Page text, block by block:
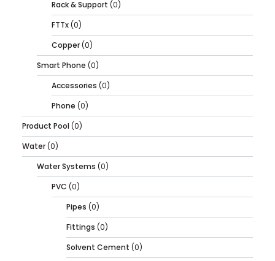
Rack & Support (0)
FTTx(0)
Copper(0)
Smart Phone (0)
Accessories (0)
Phone (0)
Product Pool(0)
Water(0)
Water Systems (0)
PVC (0)
Pipes (0)
Fittings (0)
Solvent Cement (0)